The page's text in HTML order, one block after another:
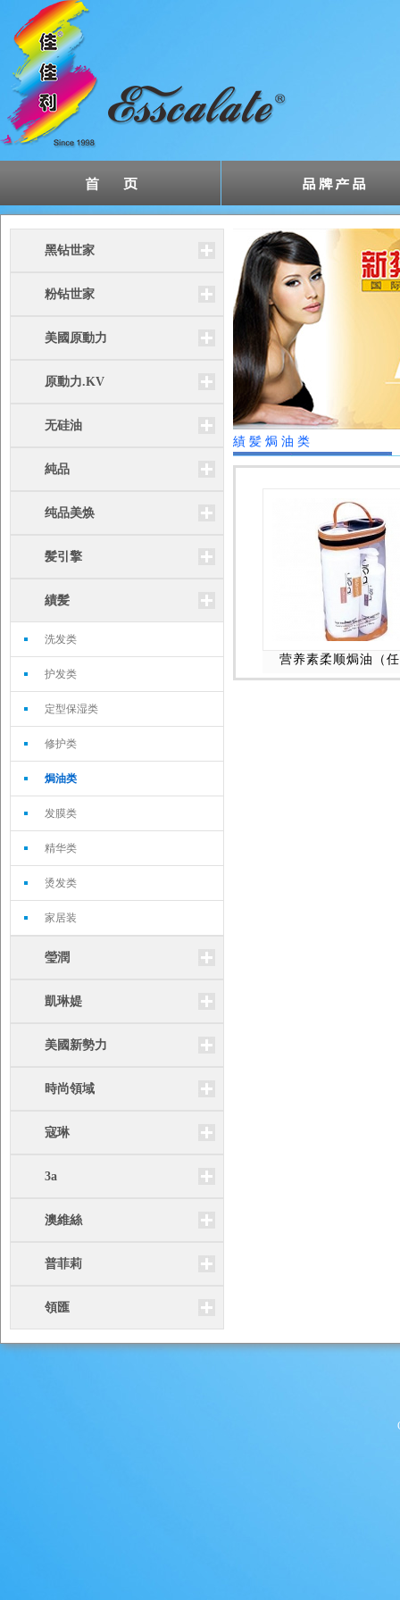
黑钻世家
粉钻世家
美國原動力
原動力.KV
无硅油
純品
纯品美焕
髪引擎
績髪
洗发类
护发类
定型保湿类
修护类
焗油类
发膜类
精华类
烫发类
家居装
瑩潤
凱琳媞
美國新勢力
時尚領域
寇琳
3a
澳維絲
普菲莉
領匯
績髪焗油类
营养素柔顺焗油（